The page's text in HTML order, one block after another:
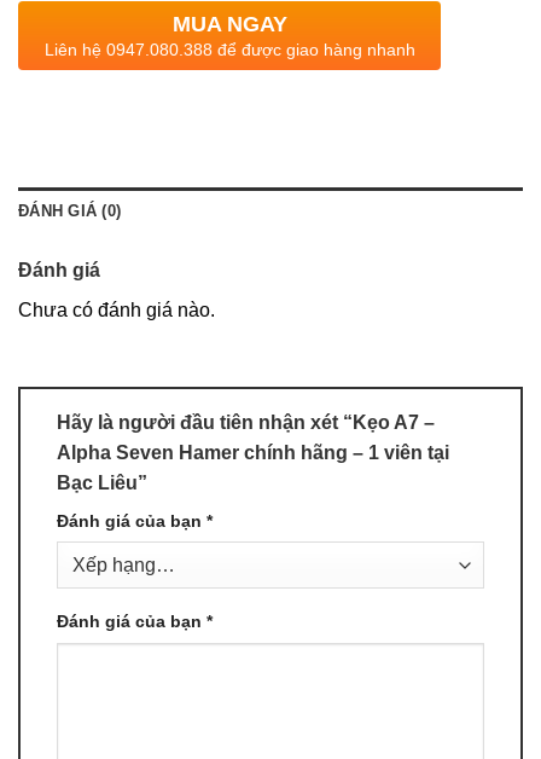
MUA NGAY
Liên hệ 0947.080.388 để được giao hàng nhanh
ĐÁNH GIÁ (0)
Đánh giá
Chưa có đánh giá nào.
Hãy là người đầu tiên nhận xét “Kẹo A7 –
Alpha Seven Hamer chính hãng – 1 viên tại
Bạc Liêu”
Đánh giá của bạn *
Đánh giá của bạn *